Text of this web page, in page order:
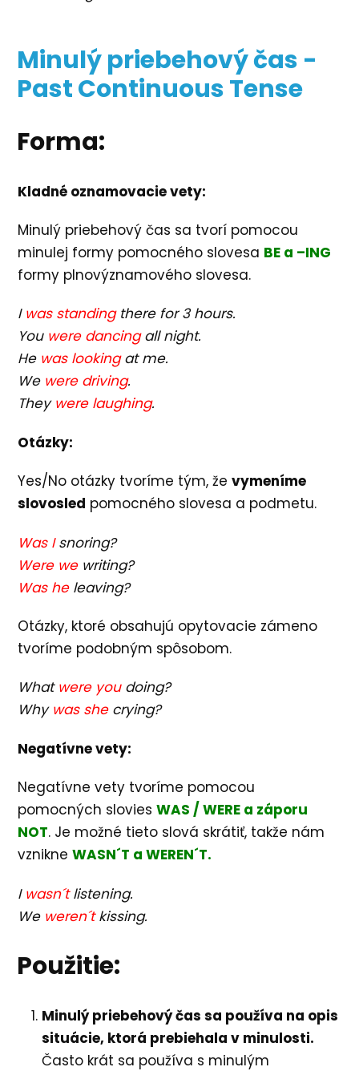
Minulý priebehový čas -
Past Continuous Tense
Forma:
Kladné oznamovacie vety:
Minulý priebehový čas sa tvorí pomocou
minulej formy pomocného slovesa BE a –ING
formy plnovýznamového slovesa.
I was standingthere for 3 hours.
You were dancingall night.
He was lookingat me.
We were driving.
They were laughing.
Otázky:
Yes/No otázky tvoríme tým, ževymeníme
slovosled pomocného slovesa a podmetu.
Was Isnoring?
Were wewriting?
Was heleaving?
Otázky, ktoré obsahujú opytovacie zámeno
tvoríme podobným spôsobom.
What were youdoing?
Whywas shecrying?
Negatívne vety:
Negatívne vety tvoríme pomocou
pomocných sloviesWAS / WERE a záporu
NOT. Je možné tieto slová skrátiť, takže nám
vznikneWASN´T a WEREN´T.
I wasn´tlistening.
We weren´tkissing.
Použitie:
Minulý priebehový čas sa používa na opis
situácie, ktorá prebiehala v minulosti.
Často krát sa používa s minulým